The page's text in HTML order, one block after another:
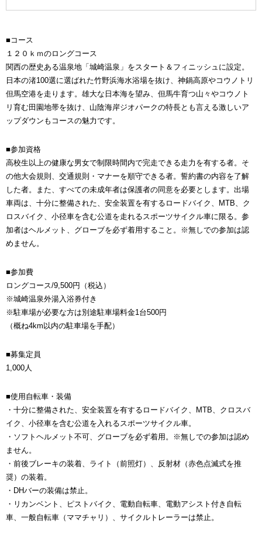
■コース
１２０ｋｍのロングコース
関西の歴史ある温泉地「城崎温泉」をスタート＆フィニッシュに設定。
日本の渚100選に選ばれた竹野浜海水浴場を抜け、神鍋高原やコウノトリ
但馬空港を走ります。雄大な日本海を望み、但馬牛育つ山々やコウノト
リ育む田園地帯を抜け、山陰海岸ジオパークの特長とも言える激しいア
ップダウンもコースの魅力です。
■参加資格
高校生以上の健康な男女で制限時間内で完走できる走力を有する者。そ
の他大会規則、交通規則・マナーを順守できる者。誓約書の内容を了解
した者。また、すべての未成年者は保護者の同意を必要とします。出場
車両は、十分に整備された、安全装置を有するロードバイク、MTB、ク
ロスバイク、小径車を含む公道を走れるスポーツサイクル車に限る。参
加者はヘルメット、グローブを必ず着用すること。※無しでの参加は認
めません。
■参加費
ロングコース/9,500円（税込）
※城崎温泉外湯入浴券付き
※駐車場が必要な方は別途駐車場料金1台500円
（概ね4km以内の駐車場を手配）
■募集定員
1,000人
■使用自転車・装備
・十分に整備された、安全装置を有するロードバイク、MTB、クロスバ
イク、小径車を含む公道を入れるスポーツサイクル車。
・ソフトヘルメット不可、グローブを必ず着用。※無しでの参加は認め
ません。
・前後ブレーキの装着、ライト（前照灯）、反射材（赤色点滅式を推
奨）の装着。
・DHバーの装備は禁止。
・リカンベント、ピストバイク、電動自転車、電動アシスト付き自転
車、一般自転車（ママチャリ）、サイクルトレーラーは禁止。